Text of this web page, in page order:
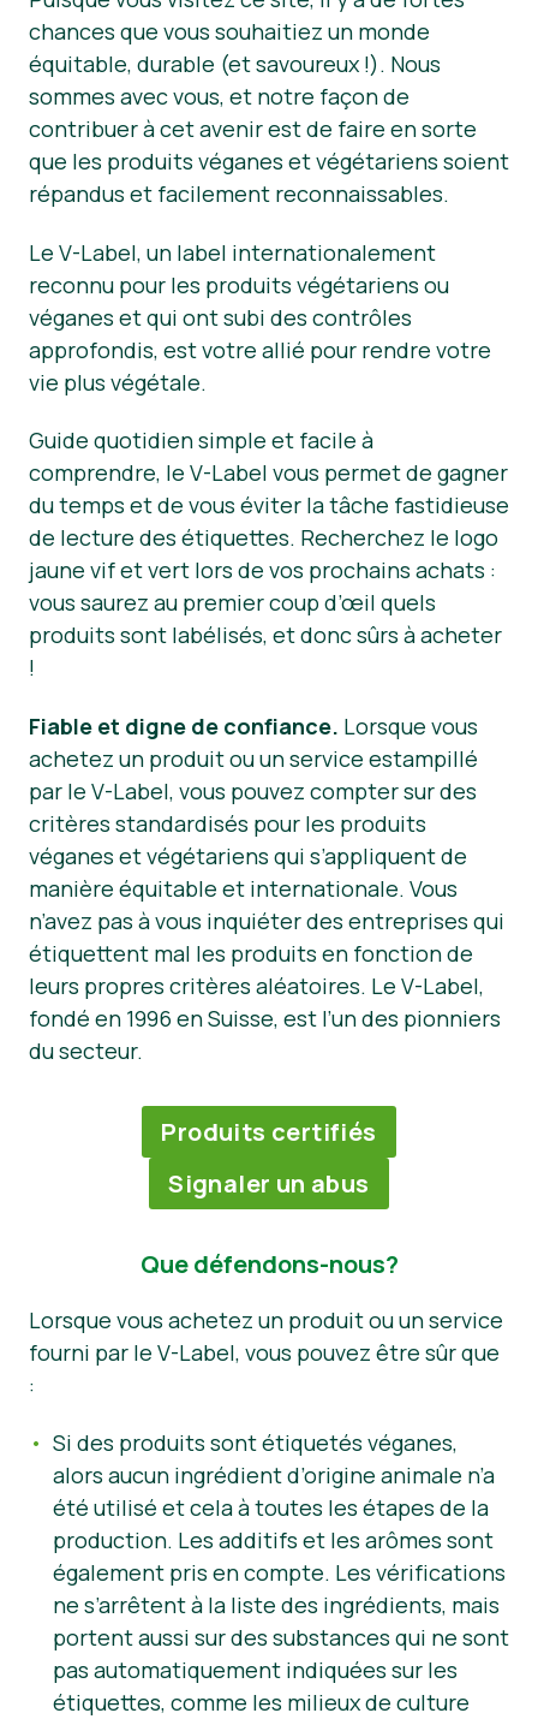
Matériel de presse
chances que vous souhaitiez un monde
équitable, durable (et savoureux !). Nous
sommes avec vous, et notre façon de
contribuer à cet avenir est de faire en sorte
que les produits véganes et végétariens soient
répandus et facilement reconnaissables.
Le V-Label, un label internationalement
reconnu pour les produits végétariens ou
véganes et qui ont subi des contrôles
approfondis, est votre allié pour rendre votre
vie plus végétale.
Guide quotidien simple et facile à
comprendre, le V-Label vous permet de gagner
du temps et de vous éviter la tâche fastidieuse
de lecture des étiquettes. Recherchez le logo
jaune vif et vert lors de vos prochains achats :
vous saurez au premier coup d’œil quels
produits sont labélisés, et donc sûrs à acheter
!
Fiable et digne de confiance. Lorsque vous
achetez un produit ou un service estampillé
par le V-Label, vous pouvez compter sur des
critères standardisés pour les produits
véganes et végétariens qui s’appliquent de
manière équitable et internationale. Vous
n’avez pas à vous inquiéter des entreprises qui
étiquettent mal les produits en fonction de
leurs propres critères aléatoires. Le V-Label,
fondé en 1996 en Suisse, est l’un des pionniers
du secteur.
Produits certifiés
Signaler un abus
Que défendons-nous?
Lorsque vous achetez un produit ou un service
fourni par le V-Label, vous pouvez être sûr que
:
Si des produits sont étiquetés véganes,
alors aucun ingrédient d’origine animale n’a
été utilisé et cela à toutes les étapes de la
production. Les additifs et les arômes sont
également pris en compte. Les vérifications
ne s’arrêtent à la liste des ingrédients, mais
portent aussi sur des substances qui ne sont
pas automatiquement indiquées sur les
étiquettes, comme les milieux de culture